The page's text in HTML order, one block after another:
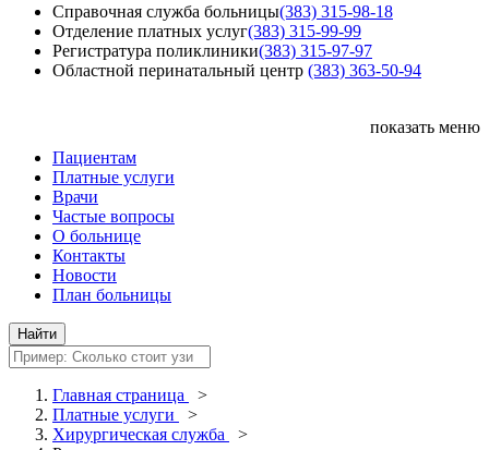
Справочная служба больницы(383) 315-98-18
Отделение платных услуг(383) 315-99-99
Регистратура поликлиники(383) 315-97-97
Областной перинатальный центр (383) 363-50-94
показать меню
Пациентам
Платные услуги
Врачи
Частые вопросы
О больнице
Контакты
Новости
План больницы
Главная страница
>
Платные услуги
>
Хирургическая служба
>